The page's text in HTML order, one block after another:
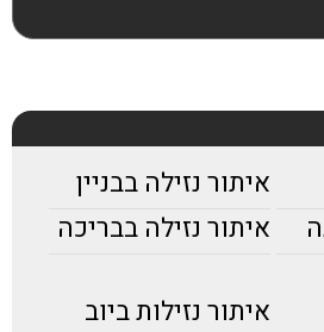
איתור נזילה בבניין
איתור נזילה בבריכה
איתור נזילות ביוב